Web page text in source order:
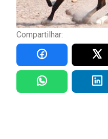
Compartilhar: